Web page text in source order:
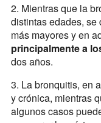
2. Mientras que la
distintas edades, se
más mayores y en
principalmente a
dos años.
3. La bronquitis, en
y crónica, mientras
algunos casos